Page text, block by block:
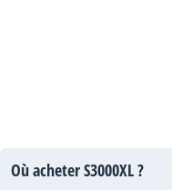
Où acheter S3000XL ?